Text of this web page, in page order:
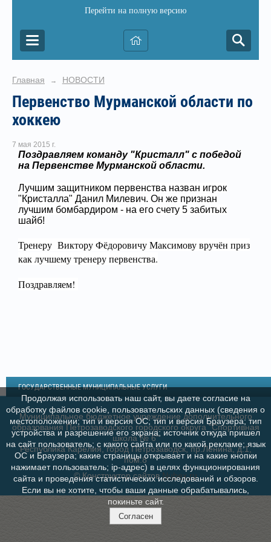
Перейти на полную версию
Главная → НОВОСТИ
Первенство Мурманской области по
хоккею
7 мая 2015 г.
Поздравляем команду "Кристалл" с победой
на Первенстве Мурманской области.
Лучшим защитником первенства назван игрок
"Кристалла" Данил Милевич. Он же признан
лучшим бомбардиром - на его счету 5 забитых
шайб!
Тренеру Виктору Фёдоровичу Максимову вручён приз
как лучшему тренеру первенства.
Поздравляем!
ГОСУДАРСТВЕННЫЕ МУНИЦИПАЛЬНЫЕ УСЛУГИ
Муниципальное бюджетное учреждение дополнительного
образования Петрозаводского городского округа "Спортивная
школа № 6"
Республика Карелия, город Петрозаводск, пр.Ленина, д.1,
пом.8
© Конструктор сайтовNubex.ru
Продолжая использовать наш сайт, вы даете согласие на
обработку файлов cookie, пользовательских данных (сведения о
местоположении; тип и версия ОС; тип и версия Браузера; тип
устройства и разрешение его экрана; источник откуда пришел
на сайт пользователь; с какого сайта или по какой рекламе; язык
ОС и Браузера; какие страницы открывает и на какие кнопки
нажимает пользователь; ip-адрес) в целях функционирования
сайта и проведения статистических исследований и обзоров.
Если вы не хотите, чтобы ваши данные обрабатывались,
покиньте сайт.
Согласен